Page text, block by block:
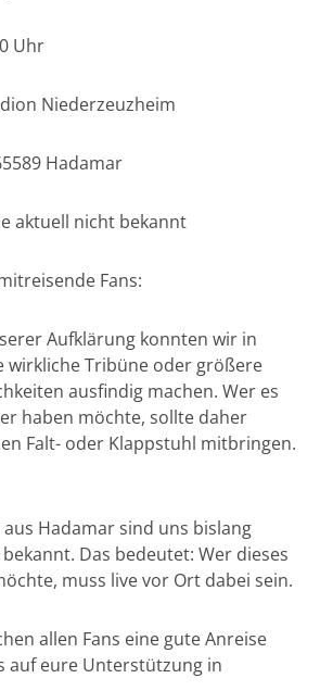
Uhr
Niederzeuzheim
Hadamar
aktuell nicht bekannt
Fans:
Aufklärung konnten wir in
wirkliche Tribüne oder größere
ausfindig machen. Wer es
haben möchte, sollte daher
Falt- oder Klappstuhl mitbringen.
aus Hadamar sind uns bislang
Das bedeutet: Wer dieses
muss live vor Ort dabei sein.
allen Fans eine gute Anreise
auf eure Unterstützung in